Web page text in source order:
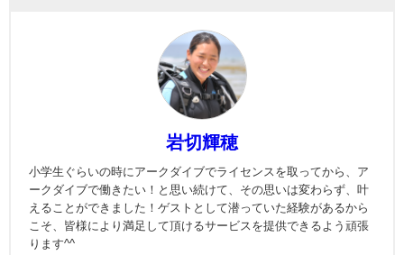
岩切輝穂
小学生ぐらいの時にアークダイブでライセンスを取ってから、ア
ークダイブで働きたい！と思い続けて、その思いは変わらず、叶
えることができました！ゲストとして潜っていた経験があるから
こそ、皆様により満足して頂けるサービスを提供できるよう頑張
ります^^